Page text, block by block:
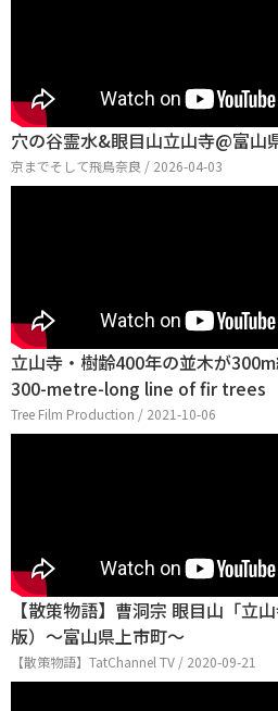
穴の谷霊水&眼目山立山寺@富山
京までそして飛鳥奈良 / 2026-04-03
立山寺・樹齢400年の並木が
300-metre-long line of fir trees
Tree Film Production / 2021-10-06
【散策物語】曹洞宗 眼目山「立
版）～富山県上市町～
【散策物語】TatChannel TV / 2020-09-21